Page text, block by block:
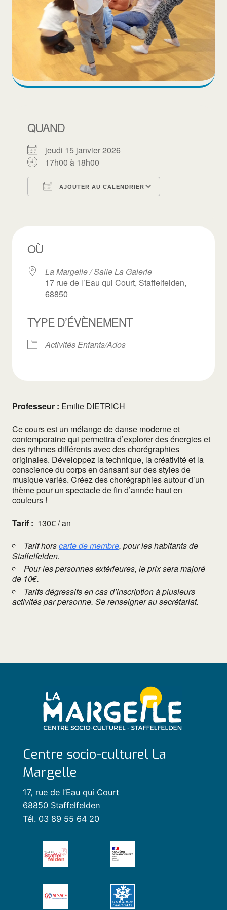
QUAND
jeudi 15 janvier 2026
17h00 à 18h00
AJOUTER AU CALENDRIER
OÙ
La Margelle / Salle La Galerie
17 rue de l’Eau qui Court, Staffelfelden,
68850
TYPE D’ÉVÈNEMENT
Activités Enfants/Ados
Professeur : Emilie DIETRICH
Ce cours est un mélange de danse moderne et
contemporaine qui permettra d’explorer des énergies et
des rythmes différents avec des chorégraphies
originales. Développez la technique, la créativité et la
conscience du corps en dansant sur des styles de
musique variés. Créez des chorégraphies autour d’un
thème pour un spectacle de fin d’année haut en
couleurs !
Tarif : 130€ / an
Tarif horscarte de membre, pour les habitants de
Staffelfelden.
Pour les personnes extérieures, le prix sera majoré
de 10€.
Tarifs dégressifs en cas d’inscription à plusieurs
activités par personne. Se renseigner au secrétariat.
Centre socio-culturel La
Margelle
17, rue de l’Eau qui Court
68850 Staffelfelden
Tél. 03 89 55 64 20